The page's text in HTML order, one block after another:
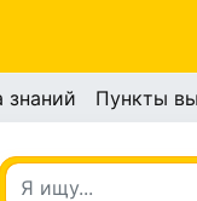
знаний Пункты